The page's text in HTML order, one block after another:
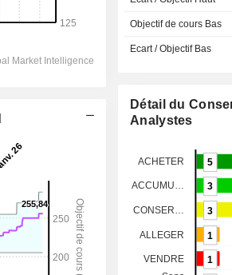
Objectif de cours Bas
Ecart / Objectif Bas
Détail du
Analystes